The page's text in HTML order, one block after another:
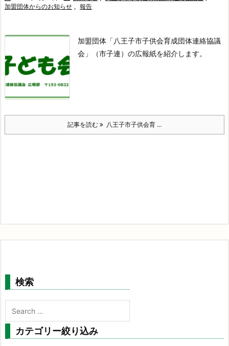
加盟団体からのお知らせ , 報告
加盟団体「八王子市子供会育成団体連絡協議
会」（市子連）の広報紙を紹介します。
記事を読む 八王子市子供会育 ...
検索
カテゴリー絞り込み